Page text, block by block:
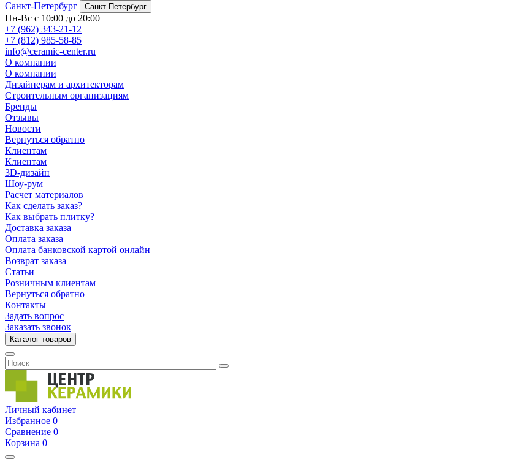
Санкт-Петербург
Санкт-Петербург
Пн-Вс с 10:00 до 20:00
+7 (962) 343-21-12
+7 (812) 985-58-85
info@ceramic-center.ru
О компании
О компании
Дизайнерам и архитекторам
Строительным организациям
Бренды
Отзывы
Новости
Вернуться обратно
Клиентам
Клиентам
3D-дизайн
Шоу-рум
Расчет материалов
Как сделать заказ?
Как выбрать плитку?
Доставка заказа
Оплата заказа
Оплата банковской картой онлайн
Возврат заказа
Статьи
Розничным клиентам
Вернуться обратно
Контакты
Задать вопрос
Заказать звонок
Каталог товаров
Личный кабинет
Избранное 0
Сравнение 0
Корзина 0